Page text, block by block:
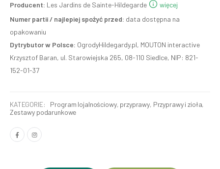
Producent: Les Jardins de Sainte-Hildegarde
więcej
Numer partii / najlepiej spożyć przed: data dostępna na
opakowaniu
Dytrybutor w Polsce: OgrodyHildegardy.pl, MOUTON interactive
Krzysztof Baran, ul. Starowiejska 265, 08-110 Siedlce, NIP: 821-
152-01-37
KATEGORIE: Program lojalnościowy, przyprawy, Przyprawy i zioła,
Zestawy podarunkowe